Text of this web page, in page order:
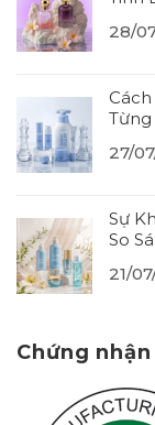
28/
Từng
27/
Sự
So
21/
Chứng nhận